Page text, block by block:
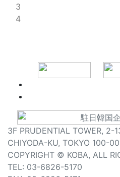
3
4
3F PRUDENTIAL TOWER, 2-
CHIYODA-KU, TOKYO 100-
COPYRIGHT © KOBA, ALL
TEL: 03-6826-5170